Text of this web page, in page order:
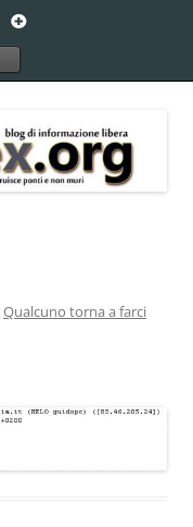
Qualcuno torna a farci